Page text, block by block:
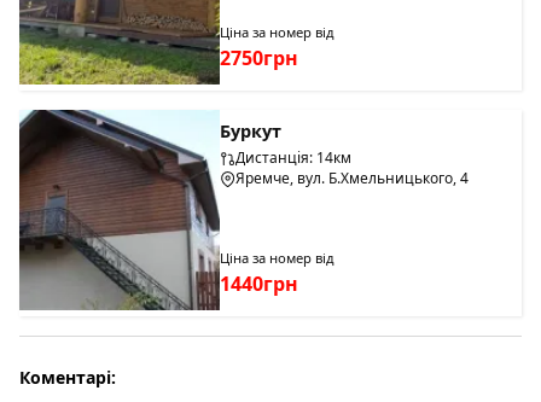
Ціна за номер від
2750грн
Буркут
Дистанція: 14км
Яремче, вул. Б.Хмельницького, 4
Ціна за номер від
1440грн
Коментарі: